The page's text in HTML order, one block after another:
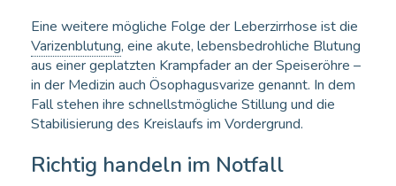
Eine weitere mögliche Folge der Leberzirrhose ist die
Varizenblutung, eine akute, lebensbedrohliche Blutung
aus einer geplatzten Krampfader an der Speiseröhre –
in der Medizin auch Ösophagusvarize genannt. In dem
Fall stehen ihre schnellstmögliche Stillung und die
Stabilisierung des Kreislaufs im Vordergrund.
Richtig handeln im Notfall